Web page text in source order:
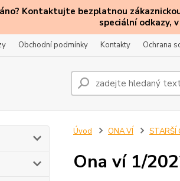
Kontaktujte bezplatnou
speciální odkazy,
Obchodní podmínky Kontakty Ochrana
Úvod ONA VÍ STARŠÍ
Ona ví 1/